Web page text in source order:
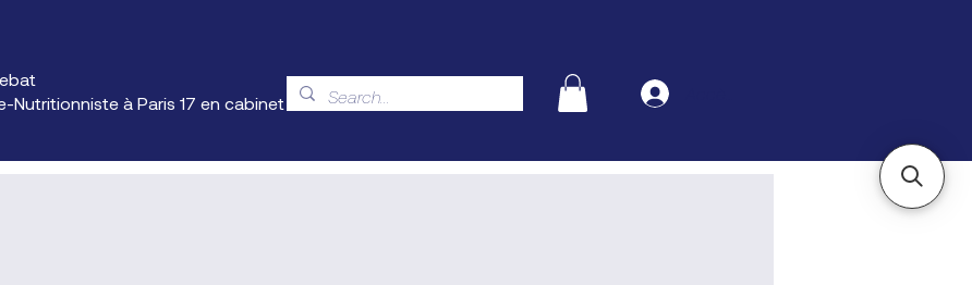
Nutritionniste à Paris 17 en cabinet